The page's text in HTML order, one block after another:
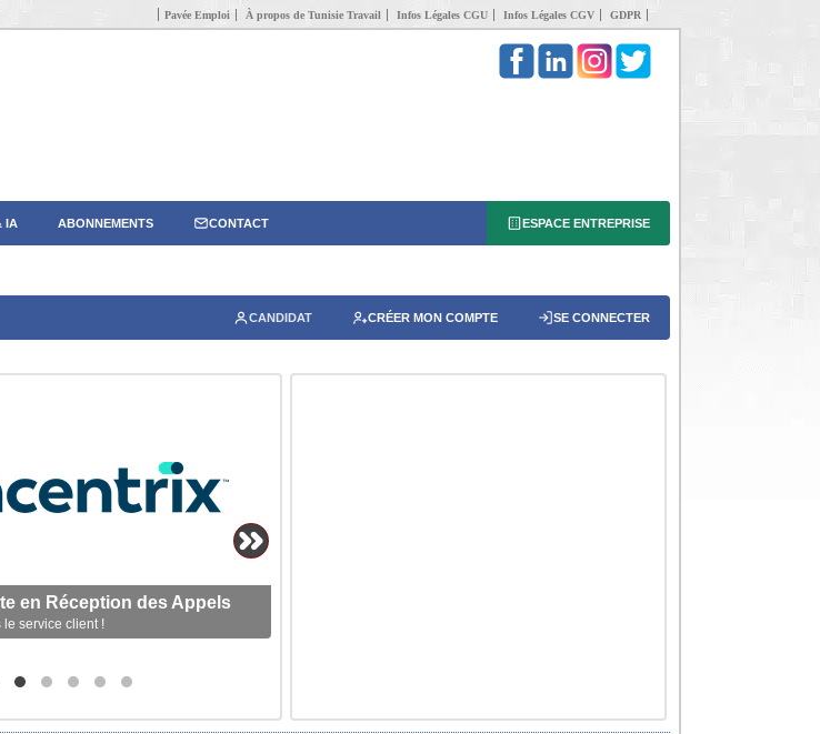
Pavée Emploi À propos de Tunisie Travail Infos Légales CGU Infos Légales CGV GDPR
IA ABONNEMENTS CONTACT ESPACE ENTREPRISE
CANDIDAT CRÉER MON COMPTE SE CONNECTER
en Réception des Appels
le service client !